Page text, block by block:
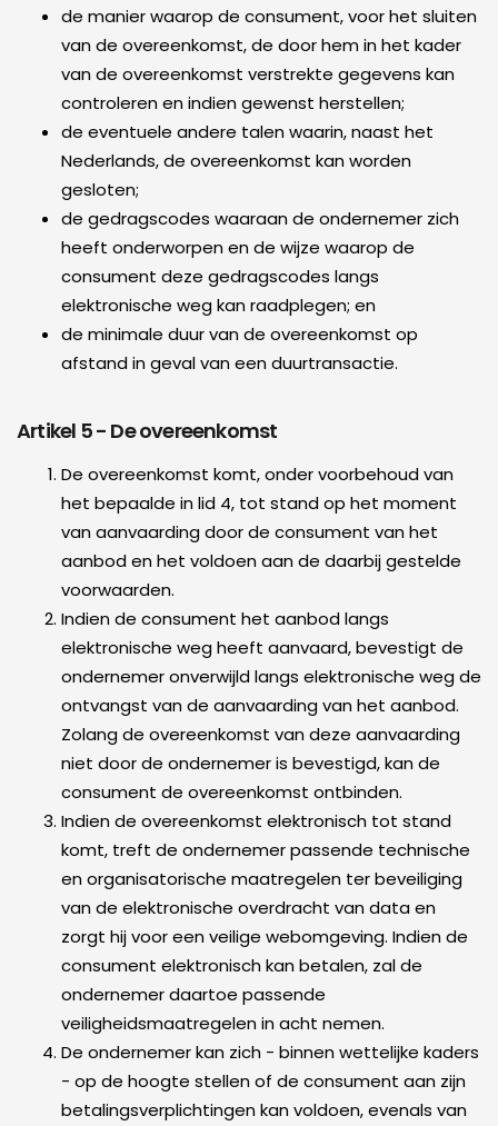
de manier waarop de consument, voor het sluiten
van de overeenkomst, de door hem in het kader
van de overeenkomst verstrekte gegevens kan
controleren en indien gewenst herstellen;
de eventuele andere talen waarin, naast het
Nederlands, de overeenkomst kan worden
gesloten;
de gedragscodes waaraan de ondernemer zich
heeft onderworpen en de wijze waarop de
consument deze gedragscodes langs
elektronische weg kan raadplegen; en
de minimale duur van de overeenkomst op
afstand in geval van een duurtransactie.
Artikel 5 - De overeenkomst
De overeenkomst komt, onder voorbehoud van
het bepaalde in lid 4, tot stand op het moment
van aanvaarding door de consument van het
aanbod en het voldoen aan de daarbij gestelde
voorwaarden.
Indien de consument het aanbod langs
elektronische weg heeft aanvaard, bevestigt de
ondernemer onverwijld langs elektronische weg de
ontvangst van de aanvaarding van het aanbod.
Zolang de overeenkomst van deze aanvaarding
niet door de ondernemer is bevestigd, kan de
consument de overeenkomst ontbinden.
Indien de overeenkomst elektronisch tot stand
komt, treft de ondernemer passende technische
en organisatorische maatregelen ter beveiliging
van de elektronische overdracht van data en
zorgt hij voor een veilige webomgeving. Indien de
consument elektronisch kan betalen, zal de
ondernemer daartoe passende
veiligheidsmaatregelen in acht nemen.
De ondernemer kan zich - binnen wettelijke kaders
- op de hoogte stellen of de consument aan zijn
betalingsverplichtingen kan voldoen, evenals van